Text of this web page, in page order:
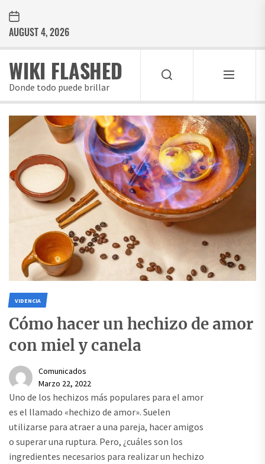
the
content
AUGUST 4, 2026
WIKI FLASHED
Donde todo puede brillar
VIDENCIA
Cómo hacer un hechizo de amor
con miel y canela
Comunicados
Marzo 22, 2022
Uno de los hechizos más populares para el amor
es el llamado «hechizo de amor». Suelen
utilizarse para atraer a una pareja, hacer amigos
o superar una ruptura. Pero, ¿cuáles son los
ingredientes necesarios para realizar un hechizo